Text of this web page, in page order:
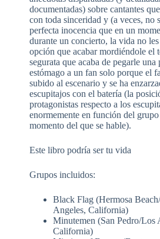
documentadas) sobre cantantes
con toda sinceridad y (a veces, no
perfecta inocencia que en un
durante un concierto, la vida no
opción que acabar mordiéndole el
segurata que acaba de pegarle una
estómago a un fan solo porque el
subido al escenario y se ha
escupitajos con el batería (la
protagonistas respecto a los
enormemente en función del
momento del que se hable).
Este libro podría ser tu vida
Grupos incluidos:
Black Flag (Hermosa
Angeles, California)
Minutemen (San Pedro/Los
California)